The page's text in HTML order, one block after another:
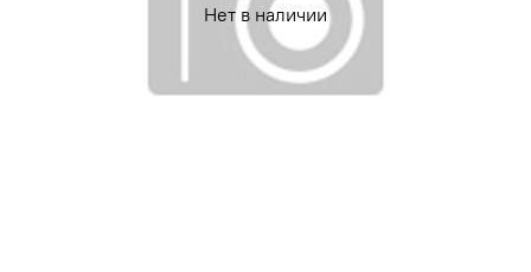
Нет в наличии